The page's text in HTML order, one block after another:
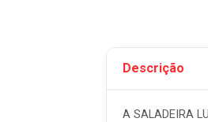
Descrição
A SALADEIRA